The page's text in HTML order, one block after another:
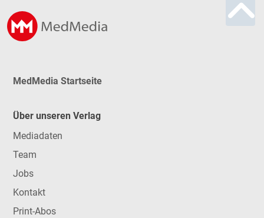
Abteilung für Hämatologie
Krankenhaus, Wien
0.6em;}
MedMedia Startseite
Über unseren Verlag
Mediadaten
Team
Jobs
Kontakt
Print-Abos